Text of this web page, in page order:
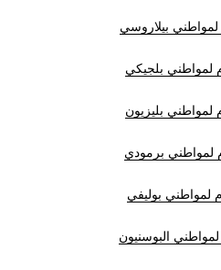
لمواطني بيلاروسي
لمواطني بلجيكي
لمواطني بليزيون
لمواطني برمودي
لمواطني بوليفي
لمواطني البوسنيون